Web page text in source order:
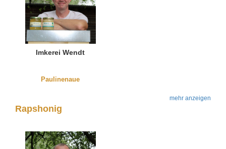
Imkerei Wendt
Paulinenaue
mehr anzeigen
Rapshonig